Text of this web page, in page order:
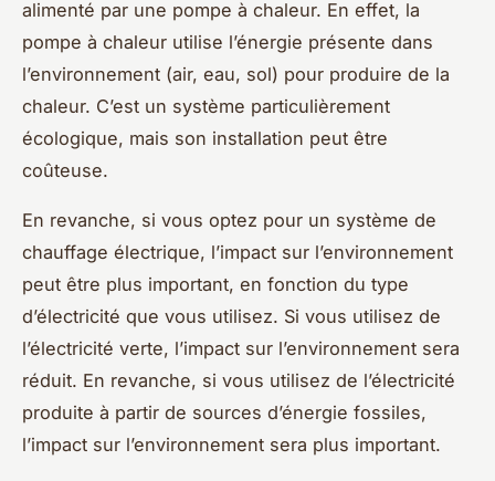
alimenté par une pompe à chaleur. En effet, la
pompe à chaleur utilise l’énergie présente dans
l’environnement (air, eau, sol) pour produire de la
chaleur. C’est un système particulièrement
écologique, mais son installation peut être
coûteuse.
En revanche, si vous optez pour un système de
chauffage électrique, l’impact sur l’environnement
peut être plus important, en fonction du type
d’électricité que vous utilisez. Si vous utilisez de
l’électricité verte, l’impact sur l’environnement sera
réduit. En revanche, si vous utilisez de l’électricité
produite à partir de sources d’énergie fossiles,
l’impact sur l’environnement sera plus important.